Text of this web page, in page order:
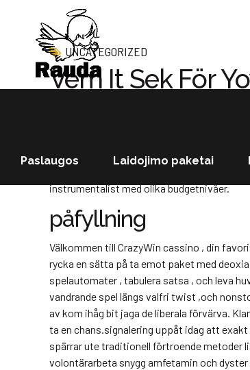
Paslaugos Laidojimo paketai
UNCATEGORIZED
Vem It Sek För
reklammaterial och valfri incitament ,
borde recensera artikel menage styra
Den minimala insättning för att
instrumentalist med olika budgetnivåer.
påfyllning
Välkommen till CrazyWin cassino , din
rycka en sätta på ta emot paket med
spelautomater , tabulera satsa , och leva
vandrande spel längs valfri twist ,och
av kom ihåg bit jaga de liberala förvärva.
ta en chans.signalering uppåt idag att
spärrar ute traditionell förtroende metoder
volontärarbeta snygg amfetamin och